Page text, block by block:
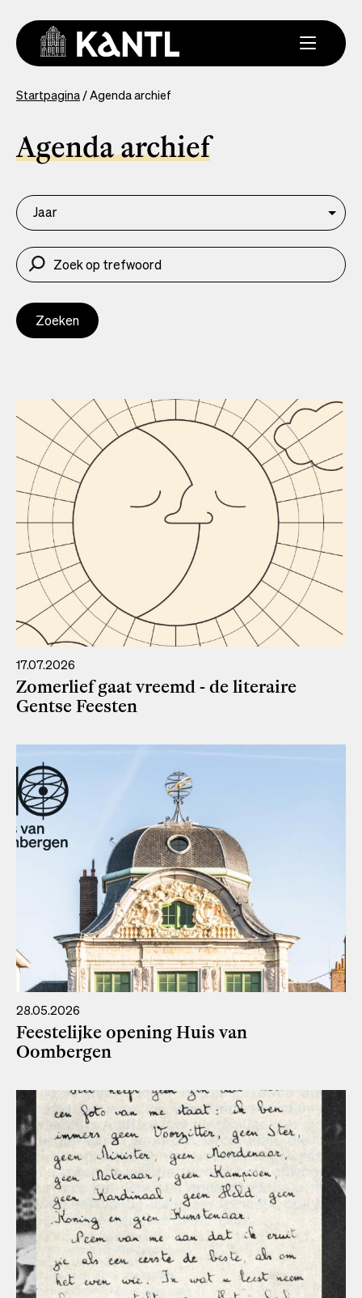
naar
inhoud
You
here
Startpagina Agenda archief
Agenda archief
Jaar
Zoeken
17.07.2026
Zomerlief gaat vreemd - de literaire
Gentse Feesten
28.05.2026
Feestelijke opening Huis van
Oombergen